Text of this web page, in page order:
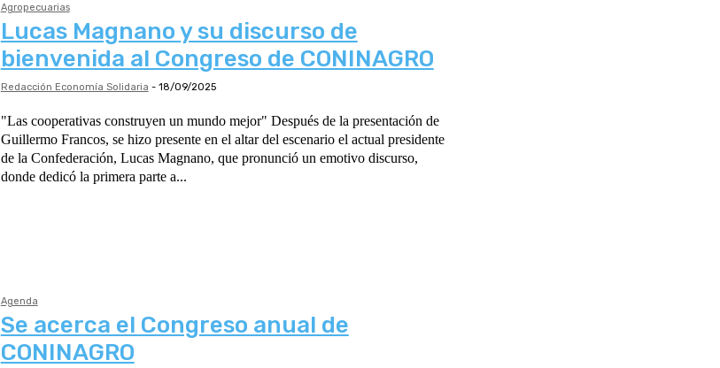
Agropecuarias
Lucas Magnano y su discurso de
bienvenida al Congreso de CONINAGRO
Redacción Economía Solidaria - 18/09/2025
"Las cooperativas construyen un mundo mejor" Después de la presentación de
Guillermo Francos, se hizo presente en el altar del escenario el actual presidente
de la Confederación, Lucas Magnano, que pronunció un emotivo discurso,
donde dedicó la primera parte a...
Agenda
Se acerca el Congreso anual de
CONINAGRO